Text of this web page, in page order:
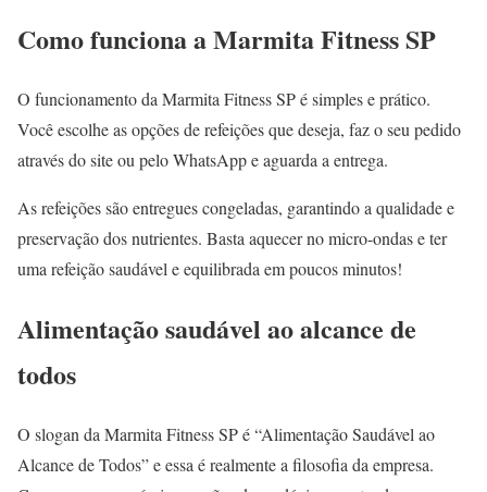
Como funciona a Marmita Fitness SP
O funcionamento da Marmita Fitness SP é simples e prático.
Você escolhe as opções de refeições que deseja, faz o seu pedido
através do site ou pelo WhatsApp e aguarda a entrega.
As refeições são entregues congeladas, garantindo a qualidade e
preservação dos nutrientes. Basta aquecer no micro-ondas e ter
uma refeição saudável e equilibrada em poucos minutos!
Alimentação saudável ao alcance de
todos
O slogan da Marmita Fitness SP é “Alimentação Saudável ao
Alcance de Todos” e essa é realmente a filosofia da empresa.